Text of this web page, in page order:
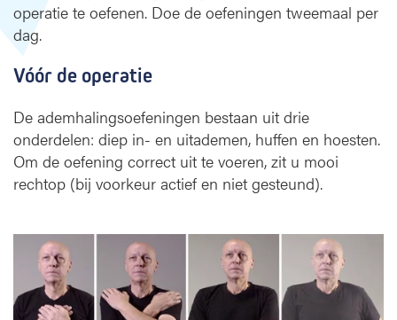
n
e
n
o
p
e
r
t
i
e
operatie te oefenen. Doe de oefeningen tweemaal per
dag.
Vóór de operatie
De ademhalingsoefeningen bestaan uit drie
onderdelen: diep in- en uitademen, huffen en hoesten.
Om de oefening correct uit te voeren, zit u mooi
rechtop (bij voorkeur actief en niet gesteund).